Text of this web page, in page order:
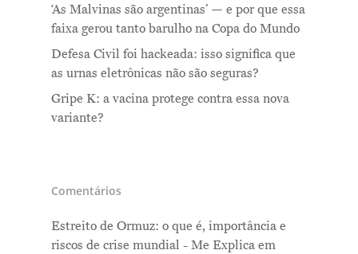
‘As Malvinas são argentinas’ — e por que essa
faixa gerou tanto barulho na Copa do Mundo
Defesa Civil foi hackeada: isso significa que
as urnas eletrônicas não são seguras?
Gripe K: a vacina protege contra essa nova
variante?
Comentários
Estreito de Ormuz: o que é, importância e
riscos de crise mundial - Me Explica em